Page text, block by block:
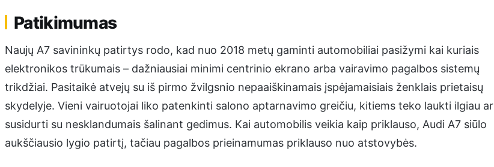
Patikimumas
Naujų A7 savininkų patirtys rodo, kad nuo 2018 metų gaminti automobiliai pasižymi kai kuriais
elektronikos trūkumais – dažniausiai minimi centrinio ekrano arba vairavimo pagalbos sistemų
trikdžiai. Pasitaikė atvejų su iš pirmo žvilgsnio nepaaiškinamais įspėjamaisiais ženklais prietaisų
skydelyje. Vieni vairuotojai liko patenkinti salono aptarnavimo greičiu, kitiems teko laukti ilgiau ar
susidurti su nesklandumais šalinant gedimus. Kai automobilis veikia kaip priklauso, Audi A7 siūlo
aukščiausio lygio patirtį, tačiau pagalbos prieinamumas priklauso nuo atstovybės.